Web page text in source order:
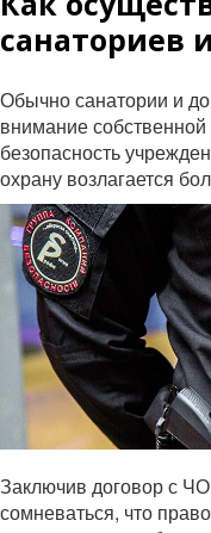
санаториев
Обычно санатории и
внимание
безопасность
охрану возлагается
Заключив договор с
сомневаться, что